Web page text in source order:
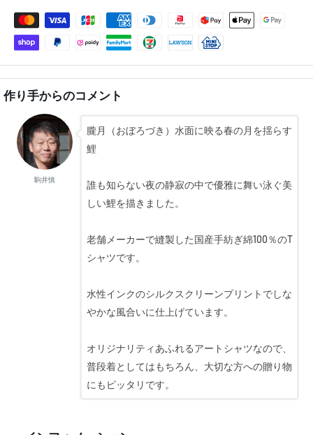
作り手からのコメント
駒井慎
朧月（おぼろづき）水面に映る春の月を揺らす
鯉
誰も知らない夜の静寂の中で優雅に舞い泳ぐ美
しい鯉を描きました。
老舗メーカーで縫製した国産手紡ぎ綿100％のT
シャツです。
水性インクのシルクスクリーンプリントでしな
やかな風合いに仕上げています。
オリジナリティあふれるアートシャツなので、
普段着としてはもちろん、大切な方への贈り物
にもピッタリです。